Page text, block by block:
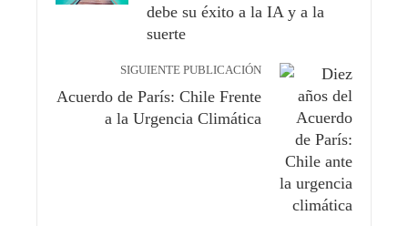
debe su éxito a la IA y a la
suerte
SIGUIENTE PUBLICACIÓN
Acuerdo de París: Chile Frente
a la Urgencia Climática